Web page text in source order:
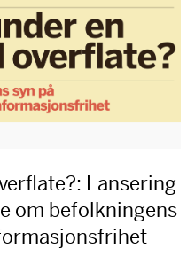
Lansering
om befolkningens